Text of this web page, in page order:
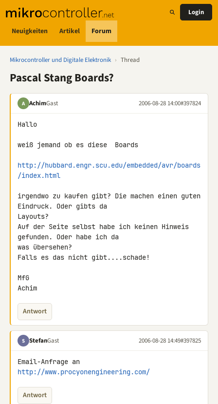
Neuigkeiten Artikel Forum
Login
Mikrocontroller und Digitale Elektronik › Thread
Pascal Stang Boards?
A AchimGast 2006-08-28 14:00#397824
Hallo
weiß jemand ob es diese  Boards
http://hubbard.engr.scu.edu/embedded/avr/boards
/index.html
irgendwo zu kaufen gibt? Die machen einen guten
Eindruck. Oder gibts da
Layouts?
Auf der Seite selbst habe ich keinen Hinweis
gefunden. Oder habe ich da
was übersehen?
Falls es das nicht gibt....schade!
MfG
Achim
Antwort
S StefanGast 2006-08-28 14:49#397825
http://www.procyonengineering.com/
Antwort